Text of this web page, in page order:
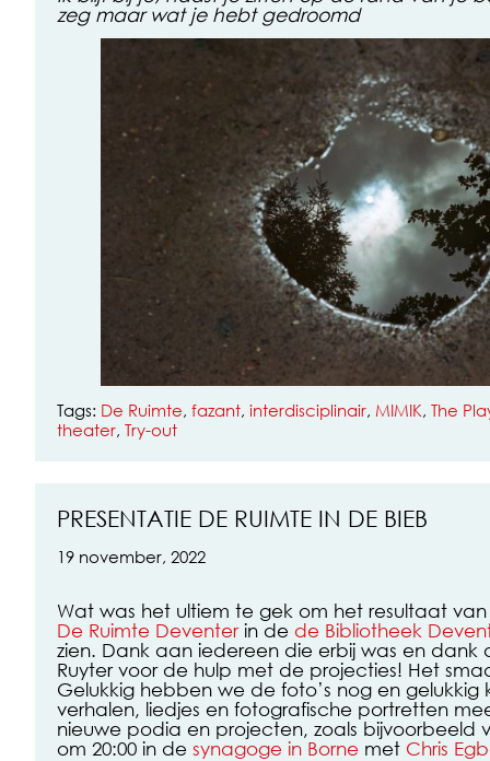
zeg maar wat je hebt gedroomd
Tags: De Ruimte, fazant, interdisciplinair, MIMIK, The
theater, Try-out
PRESENTATIE DE RUIMTE IN DE BIEB
19 november, 2022
Wat was het ultiem te gek om het resultaat van
De Ruimte Deventerin de de Bibliotheek
zien. Dank aan iedereen die erbij was en dank
Ruyter voor de hulp met de projecties! Het
Gelukkig hebben we de foto’s nog en gelukkig
verhalen, liedjes en fotografische portretten
nieuwe podia en projecten, zoals bijvoorbeeld
om 20:00 in de synagoge in Borne met Chris